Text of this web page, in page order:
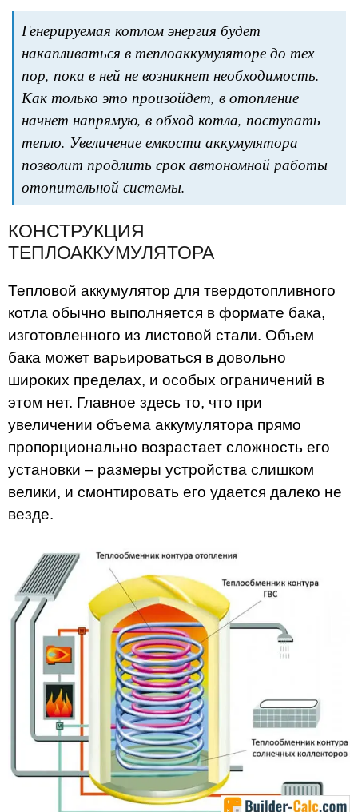
Генерируемая котлом энергия будет
накапливаться в теплоаккумуляторе до тех
пор, пока в ней не возникнет необходимость.
Как только это произойдет, в отопление
начнет напрямую, в обход котла, поступать
тепло. Увеличение емкости аккумулятора
позволит продлить срок автономной работы
отопительной системы.
КОНСТРУКЦИЯ
ТЕПЛОАККУМУЛЯТОРА
Тепловой аккумулятор для твердотопливного
котла обычно выполняется в формате бака,
изготовленного из листовой стали. Объем
бака может варьироваться в довольно
широких пределах, и особых ограничений в
этом нет. Главное здесь то, что при
увеличении объема аккумулятора прямо
пропорционально возрастает сложность его
установки – размеры устройства слишком
велики, и смонтировать его удается далеко не
везде.